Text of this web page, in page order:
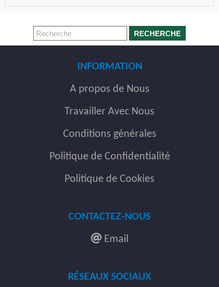
RECHERCHE
INFORMATION
A propos de Nous
Travailler Avec Nous
Conditions générales
Politique de Confidentialité
Politique de Cookies
CONTACTEZ-NOUS
Email
RÉSEAUX SOCIAUX